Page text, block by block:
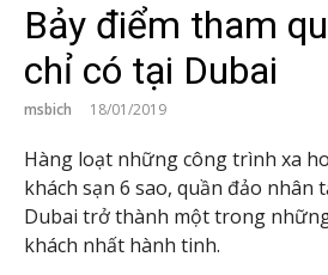
Bảy điểm tham
chỉ có tại Dubai
msbich 18/01/2019
Hàng loạt những công trình xa
khách sạn 6 sao, quần đảo nhân
Dubai trở thành một trong
khách nhất hành tinh.